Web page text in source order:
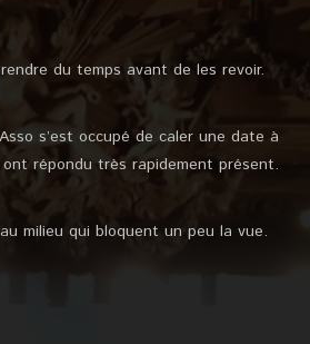
du temps avant de les revoir.
s’est occupé de caler une date à
répondu très rapidement présent.
milieu qui bloquent un peu la vue.